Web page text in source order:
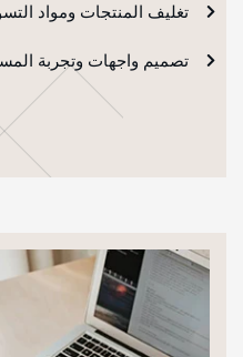
تغليف المنتجات ومواد
تصميم واجهات وتجربة